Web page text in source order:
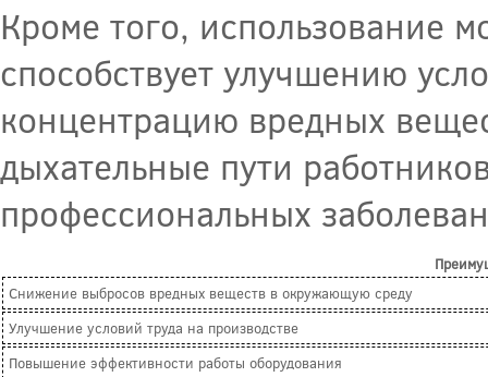
Кроме того, использование
способствует улучшению
концентрацию вредных
дыхательные пути
профессиональных
Снижение выбросов вредных веществ в окружающую среду
Улучшение условий труда на производстве
Повышение эффективности работы оборудования